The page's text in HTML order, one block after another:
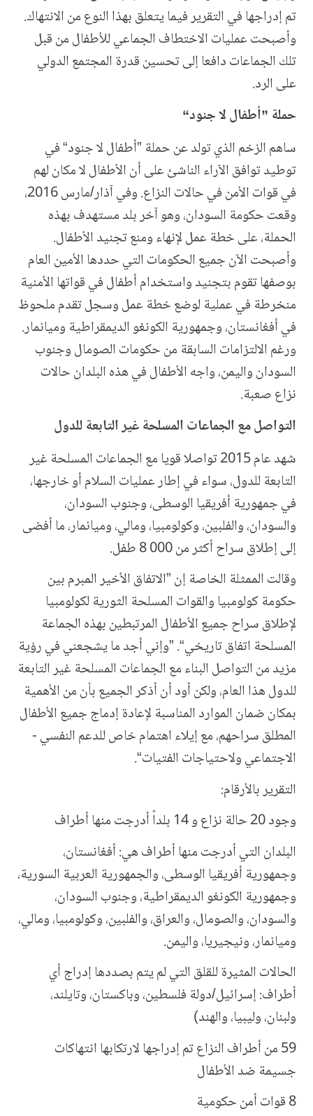
تم إدراجها في التقرير فيما يتعلق بهذا النوع من الانتهاك.
وأصبحت عمليات الاختطاف الجماعي للأطفال من قبل
تلك الجماعات دافعا إلى تحسين قدرة المجتمع الدولي
على الرد.
حملة ”أطفال لا جنود“
ساهم الزخم الذي تولد عن حملة ”أطفال لا جنود“ في
توطيد توافق الآراء الناشئ على أن الأطفال لا مكان لهم
في قوات الأمن في حالات النزاع. وفي آذار/مارس 2016،
وقعت حكومة السودان، وهو آخر بلد مستهدف بهذه
الحملة، على خطة عمل لإنهاء ومنع تجنيد الأطفال.
وأصبحت الآن جميع الحكومات التي حددها الأمين العام
بوصفها تقوم بتجنيد واستخدام أطفال في قواتها الأمنية
منخرطة في عملية لوضع خطة عمل وسجل تقدم ملحوظ
في أفغانستان، وجمهورية الكونغو الديمقراطية وميانمار.
ورغم الالتزامات السابقة من حكومات الصومال وجنوب
السودان واليمن، واجه الأطفال في هذه البلدان حالات
نزاع صعبة.
التواصل مع الجماعات المسلحة غير التابعة للدول
شهد عام 2015 تواصلا قويا مع الجماعات المسلحة غير
التابعة للدول، سواء في إطار عمليات السلام أو خارجها،
في جمهورية أفريقيا الوسطى، وجنوب السودان،
والسودان، والفلبين، وكولومبيا، ومالي، وميانمار، ما أفضى
إلى إطلاق سراح أكثر من 000 8 طفل.
وقالت الممثلة الخاصة إن ”الاتفاق الأخير المبرم بين
حكومة كولومبيا والقوات المسلحة الثورية لكولومبيا
لإطلاق سراح جميع الأطفال المرتبطين بهذه الجماعة
المسلحة اتفاق تاريخي“. ”وإني أجد ما يشجعني في رؤية
مزيد من التواصل البناء مع الجماعات المسلحة غير التابعة
للدول هذا العام، ولكن أود أن أذكر الجميع بأن من الأهمية
بمكان ضمان الموارد المناسبة لإعادة إدماج جميع الأطفال
المطلق سراحهم، مع إيلاء اهتمام خاص للدعم النفسي -
الاجتماعي ولاحتياجات الفتيات“.
التقرير بالأرقام:
وجود 20 حالة نزاع و 14 بلداً أدرجت منها أطراف
البلدان التي أدرجت منها أطراف هي: أفغانستان،
وجمهورية أفريقيا الوسطى، والجمهورية العربية السورية،
وجمهورية الكونغو الديمقراطية، وجنوب السودان،
والسودان، والصومال، والعراق، والفلبين، وكولومبيا، ومالي،
وميانمار، ونيجيريا، واليمن.
الحالات المثيرة للقلق التي لم يتم بصددها إدراج أي
أطراف: إسرائيل/دولة فلسطين، وباكستان، وتايلند،
ولبنان، وليبيا، والهند)
59 من أطراف النزاع تم إدراجها لارتكابها انتهاكات
جسيمة ضد الأطفال
8 قوات أمن حكومية